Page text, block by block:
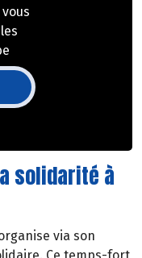
solidarité à
via son